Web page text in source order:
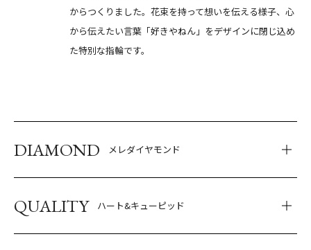
からつくりました。花束を持って想いを伝える様子、心
から伝えたい言葉「好きやねん」をデザインに閉じ込め
た特別な指輪です。
DIAMOND メレダイヤモンド
QUALITY ハート&キューピッド